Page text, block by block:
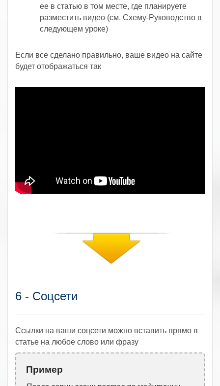
ее в статью в том месте, где планируете
разместить видео (см. Схему-Руководство в
следующем уроке)
Если все сделано правильно, ваше видео на сайте
будет отображаться так
6 - Соцсети
Ссылки на ваши соцсети можно вставить прямо в
статье на любое слово или фразу
Пример